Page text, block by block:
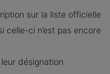
sur la liste officielle
celle-ci n’est pas encore
désignation